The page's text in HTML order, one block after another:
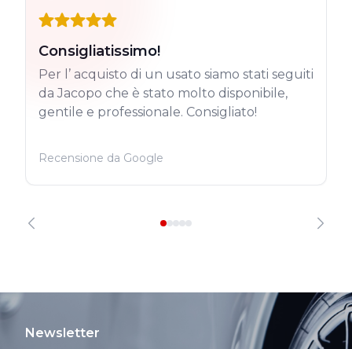
Consigliatissimo!
Per l’ acquisto di un usato siamo stati seguiti
da Jacopo che è stato molto disponibile,
gentile e professionale. Consigliato!
Recensione da Google
Newsletter